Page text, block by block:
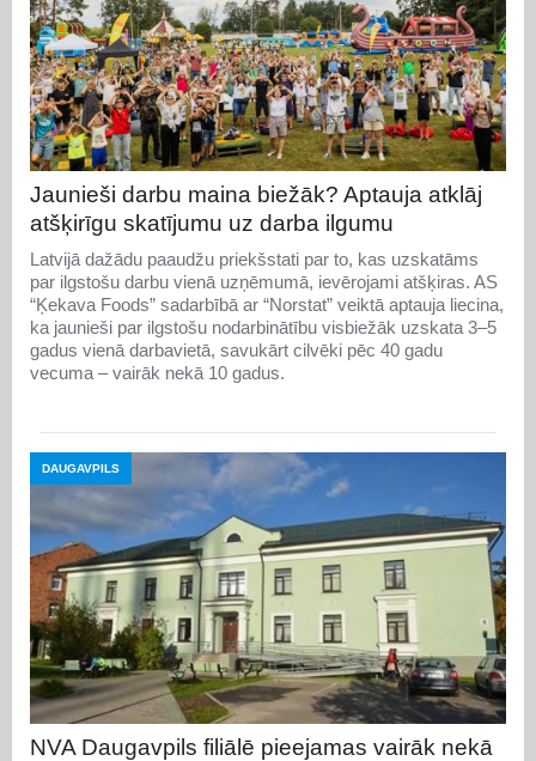
Jaunieši darbu maina biežāk? Aptauja atklāj
atšķirīgu skatījumu uz darba ilgumu
Latvijā dažādu paaudžu priekšstati par to, kas uzskatāms
par ilgstošu darbu vienā uzņēmumā, ievērojami atšķiras. AS
“Ķekava Foods” sadarbībā ar “Norstat” veiktā aptauja liecina,
ka jaunieši par ilgstošu nodarbinātību visbiežāk uzskata 3–5
gadus vienā darbavietā, savukārt cilvēki pēc 40 gadu
vecuma – vairāk nekā 10 gadus.
DAUGAVPILS
NVA Daugavpils filiālē pieejamas vairāk nekā